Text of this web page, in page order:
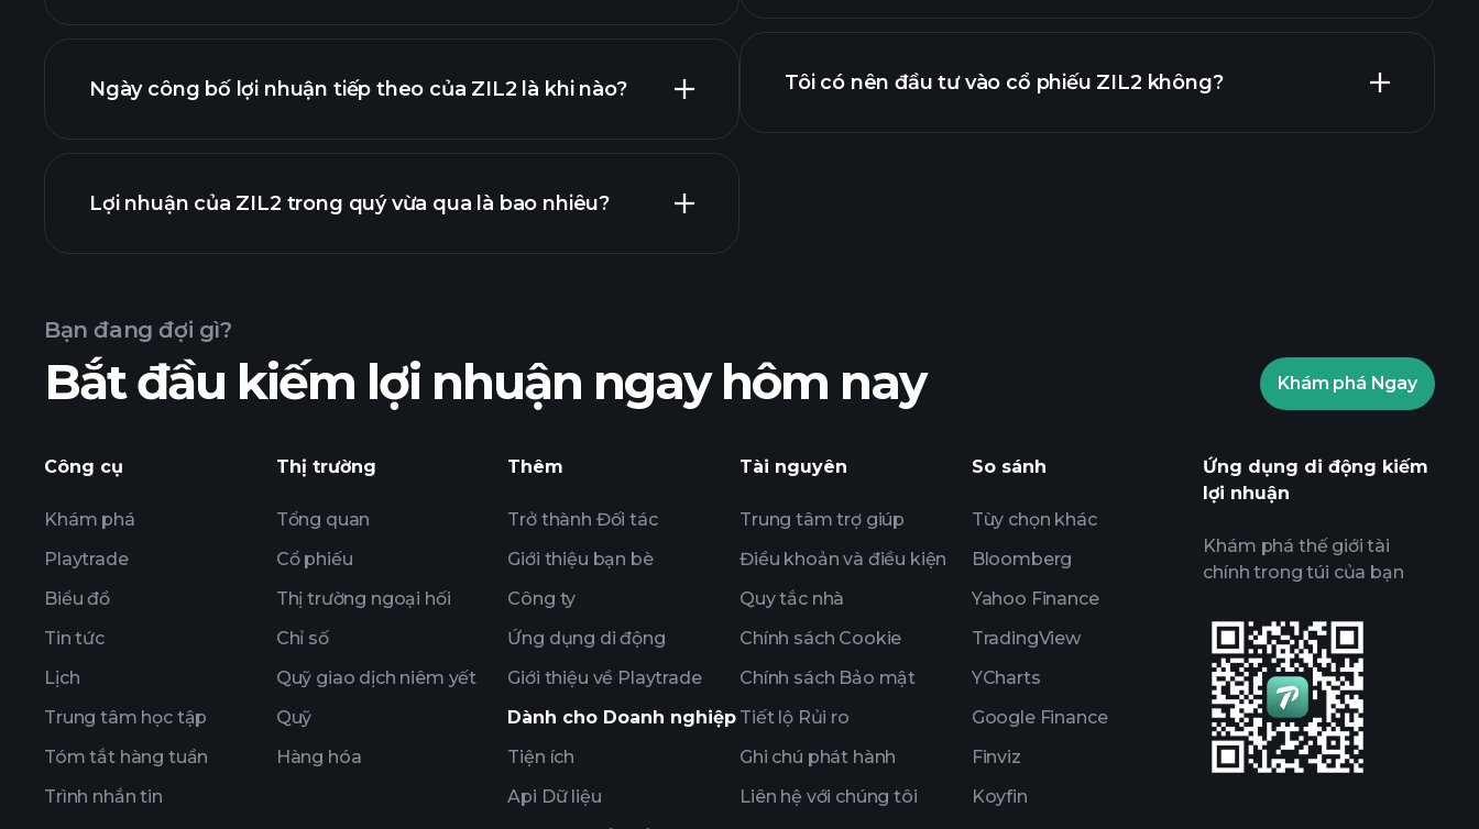
tài chính của ZIL2
Ngày công bố lợi nhuận tiếp theo của ZIL2 là khi nào?
Lịch công bố lợi nhuận
Lợi nhuận của ZIL2 trong quý vừa qua là bao nhiêu?
lợi
báo cáo tài chính
Tôi có nên đầu tư vào cổ phiếu ZIL2 không?
Playtrade Tournaments
các thông tin thị trường
Các Danh mục
Bạn đang đợi gì?
Bắt đầu kiếm lợi nhuận ngay hôm nay Khám phá Ngay
Công cụ
Khám phá
Playtrade
Biểu đồ
Tin tức
Lịch
Trung tâm học tập
Tóm tắt hàng tuần
Trình nhắn tin
Thị trường
Tổng quan
Cổ phiếu
Thị trường ngoại hối
Chỉ số
Quỹ giao dịch niêm yết
Quỹ
Hàng hóa
Thêm
Trở thành Đối tác
Giới thiệu bạn bè
Công ty
Ứng dụng di động
Giới thiệu về Playtrade
Dành cho Doanh nghiệp
Tiện ích
Api Dữ liệu
Tài nguyên
Trung tâm trợ giúp
Điều khoản và điều kiện
Quy tắc nhà
Chính sách Cookie
Chính sách Bảo mật
Tiết lộ Rủi ro
Ghi chú phát hành
Liên hệ với chúng tôi
So sánh
Tùy chọn khác
Bloomberg
Yahoo Finance
TradingView
YCharts
Google Finance
Finviz
Koyfin
Ứng dụng di động kiếm
lợi nhuận
Khám phá thế giới tài
chính trong túi của bạn